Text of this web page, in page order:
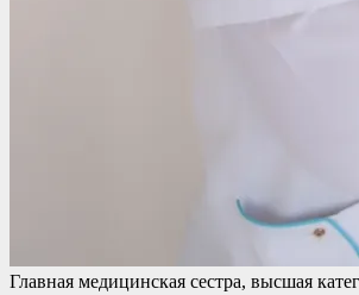
Главная медицинская сестра, высшая